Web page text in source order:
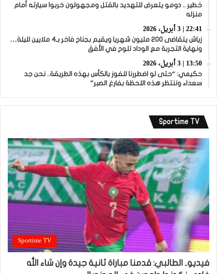
خطير .. دومو يتعرض للتهديد بالقتل ومجهولون خربوا سيارته أمام
منزله
22:41 | 3 أبريل، 2026
زياش يتقاضى 200 مليون شهريا ويقيم بجناح فاخر بـ4 ملايين لليلة…
ونهاية التجربة مع الوداد تلوح في الأفق
13:50 | 3 أبريل، 2026
حكيمي: “حتى لو اضطررنا للفوز بالكأس بهذه الطريقة.. نحن جد
سعداء وننتظر هذه اللحظة بفارغ الصبر”
Sportime TV
Sportime TV
فيديو.. الطالبي: قدمنا مباراة ثانية جيدة وإن شاء الله